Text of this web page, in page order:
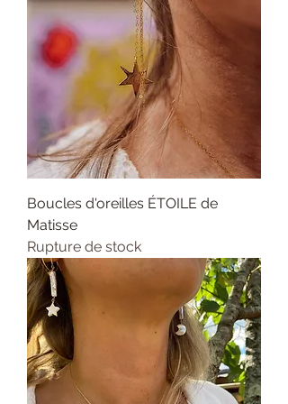
Boucles d'oreilles ÉTOILE de
Matisse
Rupture de stock